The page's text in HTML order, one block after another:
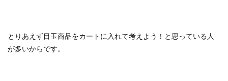
とりあえず目玉商品をカートに入れて考えよう！と思っている人
が多いからです。